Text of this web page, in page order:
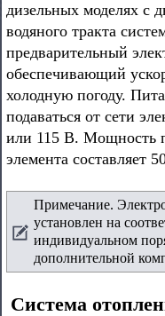
дизельных моделях с
водяного тракта
предварительный
обеспечивающий
холодную погоду.
подаваться от сети
или 115 В. Мощность
элемента составляет
Примечание.
установлен на
индивидуальном
дополнительной
Система